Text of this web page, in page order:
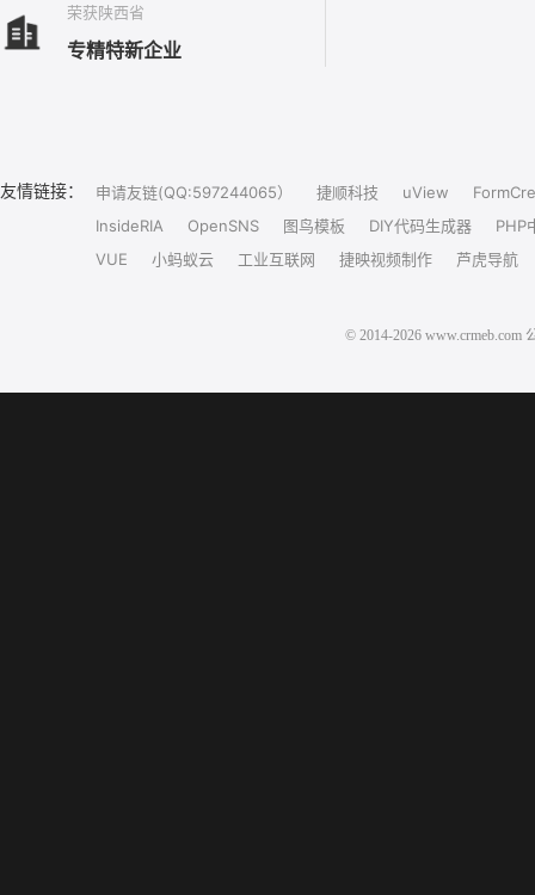
荣获陕西省
专精特新企业
友情链接： 申请友链(QQ:597244065） 捷顺科技 uView
InsideRIA
OpenSNS 图鸟模板 DIY代码生成器
PHP
VUE
小蚂蚁云 工业互联网 捷映视频制作 芦虎导航
© 2014-2026